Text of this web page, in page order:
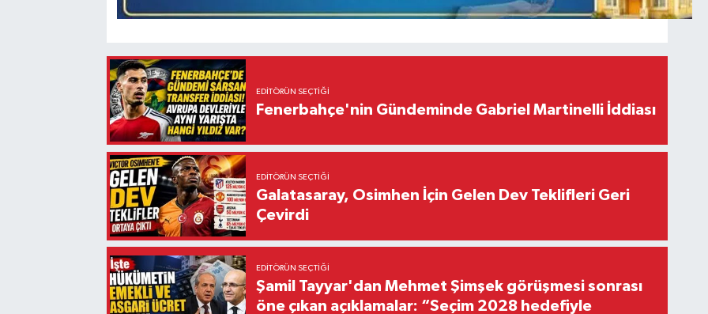
EDITÖRÜN SEÇTIĞI
Fenerbahçe'nin Gündeminde Gabriel Martinelli İddiası
EDITÖRÜN SEÇTIĞI
Galatasaray, Osimhen İçin Gelen Dev Teklifleri Geri
Çevirdi
EDITÖRÜN SEÇTIĞI
Şamil Tayyar'dan Mehmet Şimşek görüşmesi sonrası
öne çıkan açıklamalar: “Seçim 2028 hedefiyle